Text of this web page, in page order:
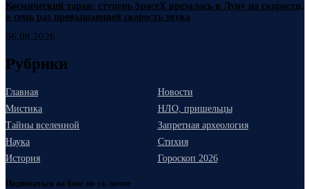
Космический таран: ступень SpaceX врезалась в Луну на скорости,
в семь раз превышающей скорость звука
06.08.2026
Рубрики
Главная
Новости
Мистика
НЛО, пришельцы
Тайны вселенной
Запретная археология
Наука
Стихия
История
Гороскоп 2026
Подписаться на блог по эл. почте